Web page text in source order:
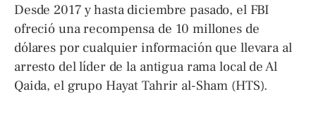
Desde 2017 y hasta diciembre pasado, el FBI
ofreció una recompensa de 10 millones de
dólares por cualquier información que llevara al
arresto del líder de la antigua rama local de Al
Qaida, el grupo Hayat Tahrir al-Sham (HTS).